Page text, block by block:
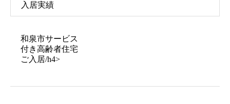
入居実績
和泉市サービス
付き高齢者住宅
ご入居/h4>